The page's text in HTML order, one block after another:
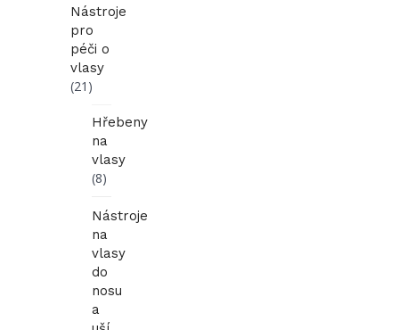
Nástroje
pro
péči o
vlasy
(21)
Hřebeny
na
vlasy
(8)
Nástroje
na
vlasy
do
nosu
a